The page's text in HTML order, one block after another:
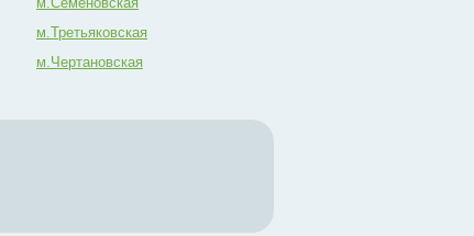
м.Третьяковская
м.Чертановская